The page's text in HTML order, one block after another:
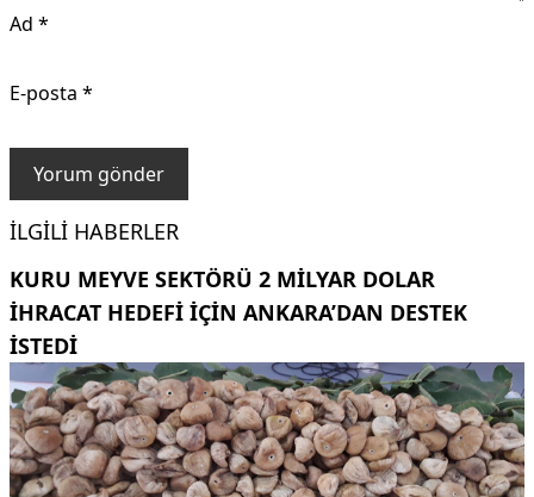
Ad *
E-posta *
İLGILI HABERLER
KURU MEYVE SEKTÖRÜ 2 MILYAR DOLAR
IHRACAT HEDEFI IÇIN ANKARA’DAN DESTEK
ISTEDI